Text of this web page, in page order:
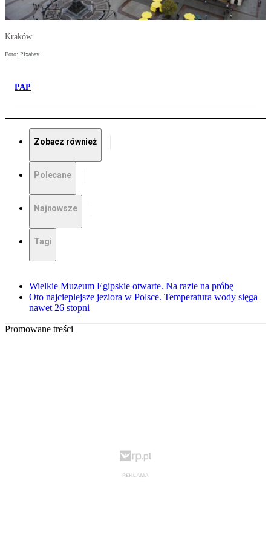
Kraków
Foto: Pixabay
PAP
Zobacz również
Polecane
Najnowsze
Tagi
Wielkie Muzeum Egipskie otwarte. Na razie na próbę
Oto najcieplejsze jeziora w Polsce. Temperatura wody sięga
nawet 26 stopni
Promowane treści